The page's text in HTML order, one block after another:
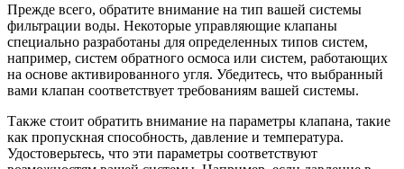
Прежде всего, обратите внимание на тип вашей системы
фильтрации воды. Некоторые управляющие клапаны
специально разработаны для определенных типов систем,
например, систем обратного осмоса или систем, работающих
на основе активированного угля. Убедитесь, что выбранный
вами клапан соответствует требованиям вашей системы.
Также стоит обратить внимание на параметры клапана, такие
как пропускная способность, давление и температура.
Удостоверьтесь, что эти параметры соответствуют